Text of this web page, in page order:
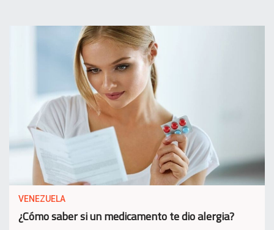
VENEZUELA
¿Cómo saber si un medicamento te dio alergia?